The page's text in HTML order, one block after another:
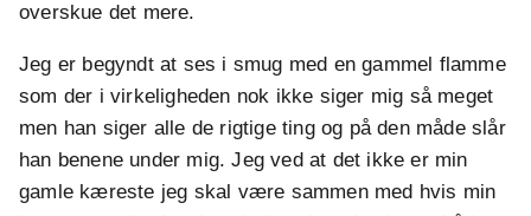
overskue det mere.
Jeg er begyndt at ses i smug med en gammel flamme
som der i virkeligheden nok ikke siger mig så meget
men han siger alle de rigtige ting og på den måde slår
han benene under mig. Jeg ved at det ikke er min
gamle kæreste jeg skal være sammen med hvis min